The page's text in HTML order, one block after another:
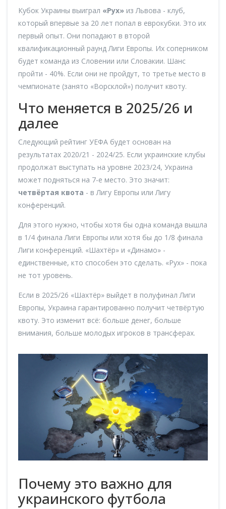
Кубок Украины выиграл «Рух» из Львова - клуб,
который впервые за 20 лет попал в еврокубки. Это их
первый опыт. Они попадают в второй
квалификационный раунд Лиги Европы. Их соперником
будет команда из Словении или Словакии. Шанс
пройти - 40%. Если они не пройдут, то третье место в
чемпионате (занято «Ворсклой») получит квоту.
Что меняется в 2025/26 и
далее
Следующий рейтинг УЕФА будет основан на
результатах 2020/21 - 2024/25. Если украинские клубы
продолжат выступать на уровне 2023/24, Украина
может подняться на 7-е место. Это значит:
четвёртая квота - в Лигу Европы или Лигу
конференций.
Для этого нужно, чтобы хотя бы одна команда вышла
в 1/4 финала Лиги Европы или хотя бы до 1/8 финала
Лиги конференций. «Шахтёр» и «Динамо» -
единственные, кто способен это сделать. «Рух» - пока
не тот уровень.
Если в 2025/26 «Шахтёр» выйдет в полуфинал Лиги
Европы, Украина гарантированно получит четвёртую
квоту. Это изменит всё: больше денег, больше
внимания, больше молодых игроков в трансферах.
Почему это важно для
украинского футбола